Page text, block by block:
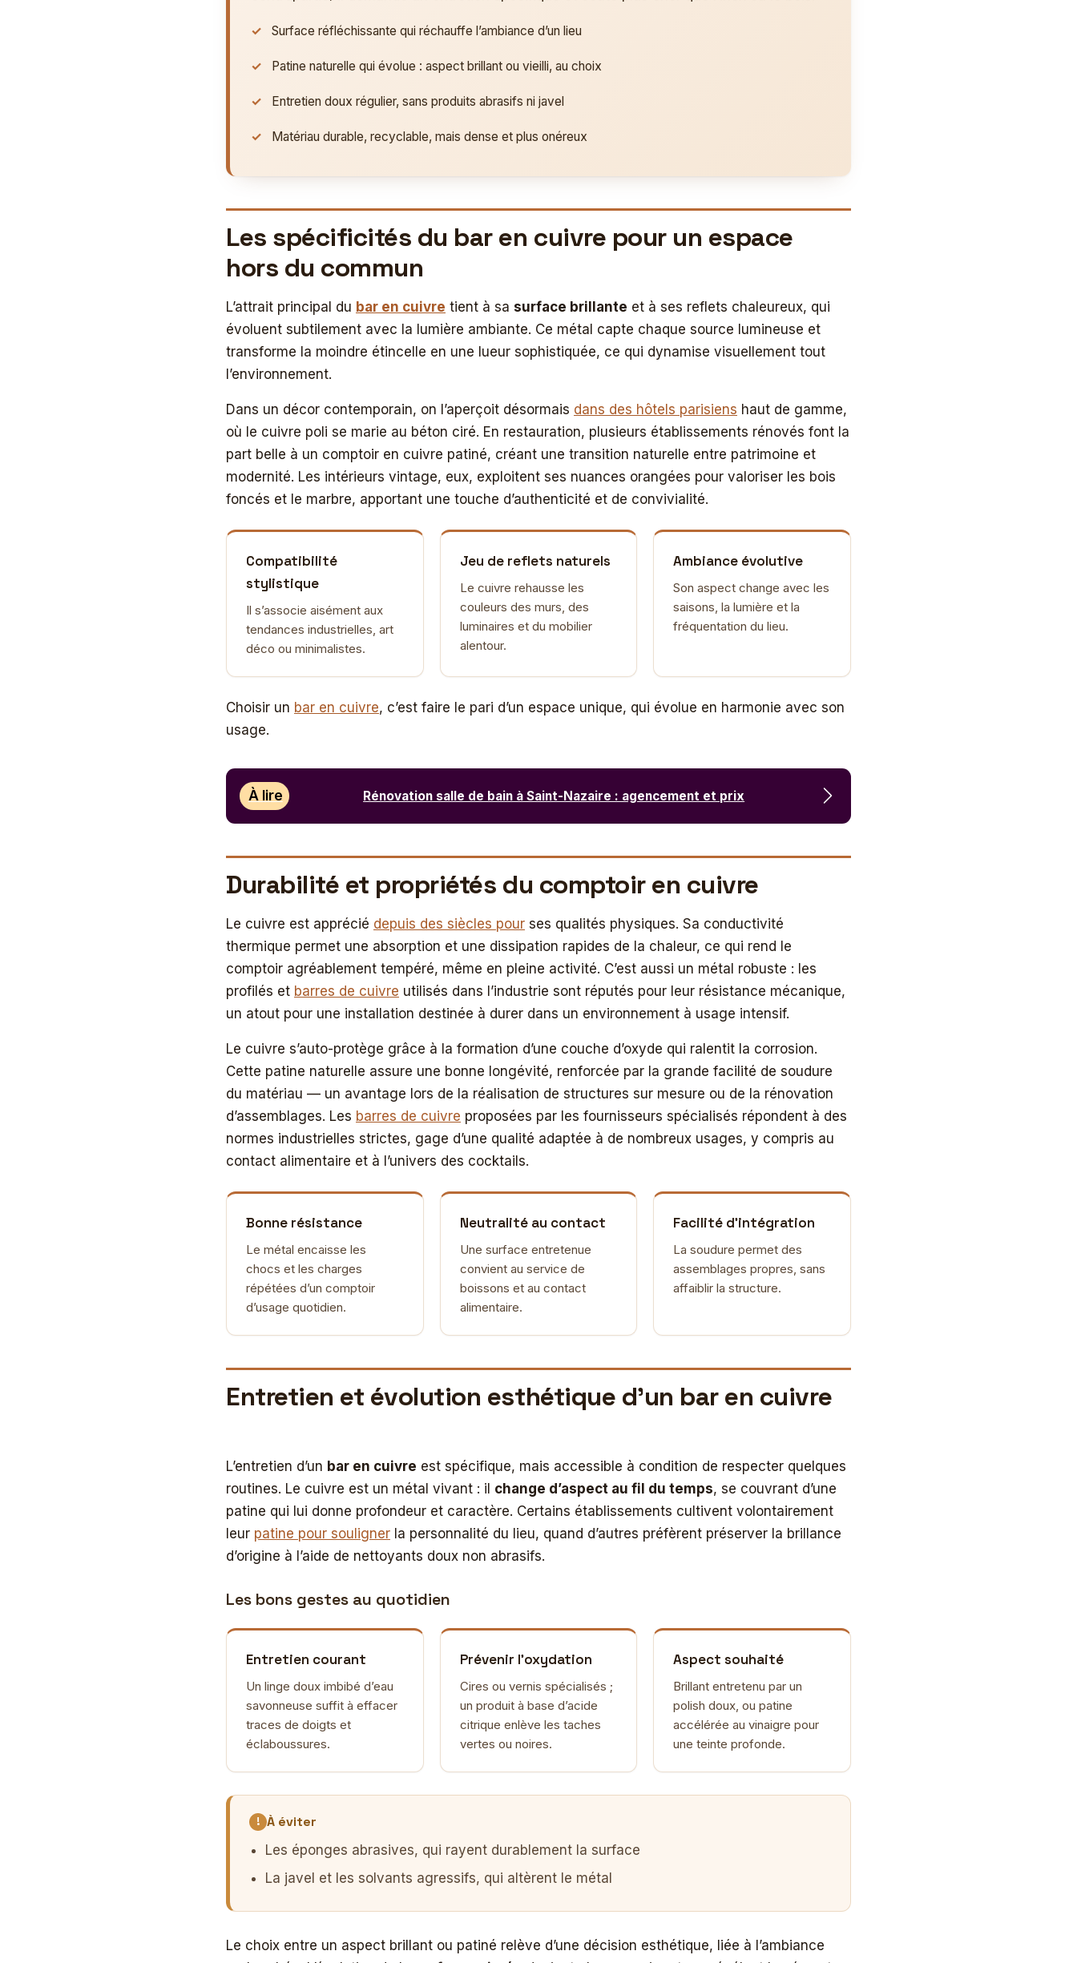
Surface réfléchissante qui réchauffe l’ambiance d’un lieu
Patine naturelle qui évolue : aspect brillant ou vieilli, au choix
Entretien doux régulier, sans produits abrasifs ni javel
Matériau durable, recyclable, mais dense et plus onéreux
Les spécificités du bar en cuivre pour un espace
hors du commun
L’attrait principal du bar en cuivre tient à sa surface brillante et à ses reflets chaleureux, qui
évoluent subtilement avec la lumière ambiante. Ce métal capte chaque source lumineuse et
transforme la moindre étincelle en une lueur sophistiquée, ce qui dynamise visuellement tout
l’environnement.
Dans un décor contemporain, on l’aperçoit désormais dans des hôtels parisiens haut de gamme,
où le cuivre poli se marie au béton ciré. En restauration, plusieurs établissements rénovés font la
part belle à un comptoir en cuivre patiné, créant une transition naturelle entre patrimoine et
modernité. Les intérieurs vintage, eux, exploitent ses nuances orangées pour valoriser les bois
foncés et le marbre, apportant une touche d’authenticité et de convivialité.
Compatibilité
stylistique
Il s’associe aisément aux
tendances industrielles, art
déco ou minimalistes.
Jeu de reflets naturels
Le cuivre rehausse les
couleurs des murs, des
luminaires et du mobilier
alentour.
Ambiance évolutive
Son aspect change avec les
saisons, la lumière et la
fréquentation du lieu.
Choisir un bar en cuivre, c’est faire le pari d’un espace unique, qui évolue en harmonie avec son
usage.
À lire Rénovation salle de bain à Saint-Nazaire : agencement et prix
Durabilité et propriétés du comptoir en cuivre
Le cuivre est apprécié depuis des siècles pour ses qualités physiques. Sa conductivité
thermique permet une absorption et une dissipation rapides de la chaleur, ce qui rend le
comptoir agréablement tempéré, même en pleine activité. C’est aussi un métal robuste : les
profilés et barres de cuivre utilisés dans l’industrie sont réputés pour leur résistance mécanique,
un atout pour une installation destinée à durer dans un environnement à usage intensif.
Le cuivre s’auto-protège grâce à la formation d’une couche d’oxyde qui ralentit la corrosion.
Cette patine naturelle assure une bonne longévité, renforcée par la grande facilité de soudure
du matériau — un avantage lors de la réalisation de structures sur mesure ou de la rénovation
d’assemblages. Les barres de cuivre proposées par les fournisseurs spécialisés répondent à des
normes industrielles strictes, gage d’une qualité adaptée à de nombreux usages, y compris au
contact alimentaire et à l’univers des cocktails.
Bonne résistance
Le métal encaisse les
chocs et les charges
répétées d’un comptoir
d’usage quotidien.
Neutralité au contact
Une surface entretenue
convient au service de
boissons et au contact
alimentaire.
Facilité d’intégration
La soudure permet des
assemblages propres, sans
affaiblir la structure.
Entretien et évolution esthétique d’un bar en cuivre
L’entretien d’un bar en cuivre est spécifique, mais accessible à condition de respecter quelques
routines. Le cuivre est un métal vivant : il change d’aspect au fil du temps, se couvrant d’une
patine qui lui donne profondeur et caractère. Certains établissements cultivent volontairement
leur patine pour souligner la personnalité du lieu, quand d’autres préfèrent préserver la brillance
d’origine à l’aide de nettoyants doux non abrasifs.
Les bons gestes au quotidien
Entretien courant
Un linge doux imbibé d’eau
savonneuse suffit à effacer
traces de doigts et
éclaboussures.
Prévenir l’oxydation
Cires ou vernis spécialisés ;
un produit à base d’acide
citrique enlève les taches
vertes ou noires.
Aspect souhaité
Brillant entretenu par un
polish doux, ou patine
accélérée au vinaigre pour
une teinte profonde.
À éviter
Les éponges abrasives, qui rayent durablement la surface
La javel et les solvants agressifs, qui altèrent le métal
Le choix entre un aspect brillant ou patiné relève d’une décision esthétique, liée à l’ambiance